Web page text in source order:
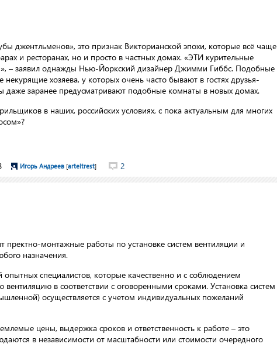
джентльменов», это признак Викторианской эпохи, которые всё чаще
и ресторанах, но и просто в частных домах. «ЭТИ курительные
– заявил однажды Нью-Йоркский дизайнер Джимми Гиббс. Подобные
хозяева, у которых очень часто бывают в гостях друзья-
даже заранее предусматривают подобные комнаты в новых домах.
в наших, российских условиях, с пока актуальным для многих
Игорь Андреев [arteltrest] 2
пректно-монтажные работы по установке систем вентиляции и
назначения.
специалистов, которые качественно и с соблюдением
в соответствии с оговоренными сроками. Установка систем
осуществляется с учетом индивидуальных пожеланий
цены, выдержка сроков и ответственность к работе – это
в независимости от масштабности или стоимости очередного